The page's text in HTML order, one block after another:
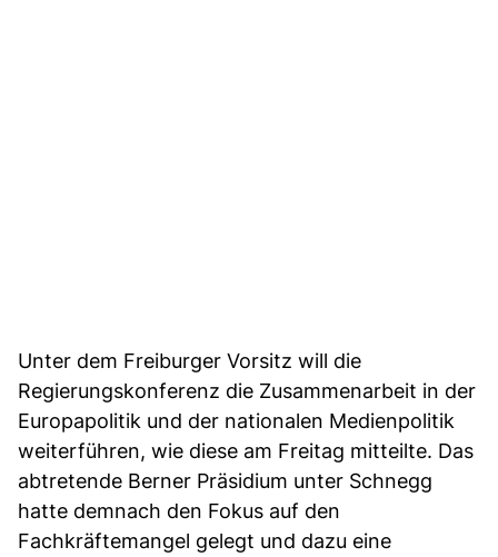
Unter dem Freiburger Vorsitz will die
Regierungskonferenz die Zusammenarbeit in der
Europapolitik und der nationalen Medienpolitik
weiterführen, wie diese am Freitag mitteilte. Das
abtretende Berner Präsidium unter Schnegg
hatte demnach den Fokus auf den
Fachkräftemangel gelegt und dazu eine